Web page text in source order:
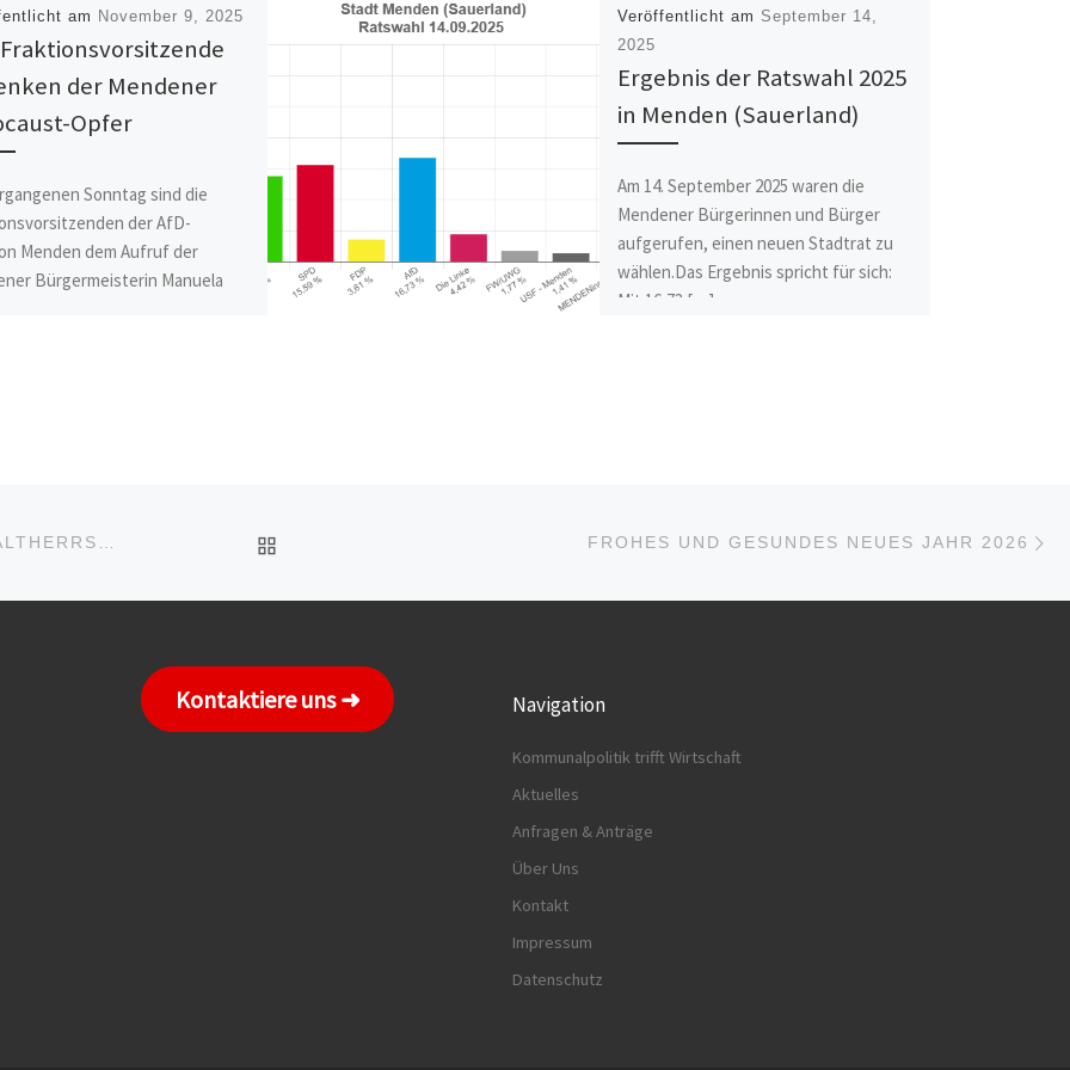
am November 9, 2025
der Mendener
Opfer
Sonntag sind die
der AfD-
Menden dem Aufruf der
Bürgermeisterin Manuela
Veröffentlicht am September 14,
2025
Ergebnis der Ratswahl 2025
in Menden (Sauerland)
Am 14. September 2025 waren die
Mendener Bürgerinnen und Bürger
aufgerufen, einen neuen Stadtrat zu
wählen.Das Ergebnis spricht für sich:
Mit 16,73 […]
GEDENKEN AN DIE OPFER VON KRIEG UND GEWALTHERRSCHAFT ZURÜCK ZUR BEITRAGSLISTEFROHES UND GESUNDES NEUES JAHR 2026
Kontaktiere uns ➜ Navigation
Kommunalpolitik trifft Wirtschaft
Aktuelles
Anfragen & Anträge
Über Uns
Kontakt
Impressum
Datenschutz